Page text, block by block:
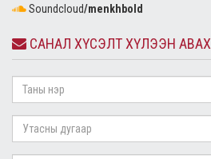
Soundcloud/menkhbold
САНАЛ ХҮСЭЛТ ХҮЛЭЭН АВАХ